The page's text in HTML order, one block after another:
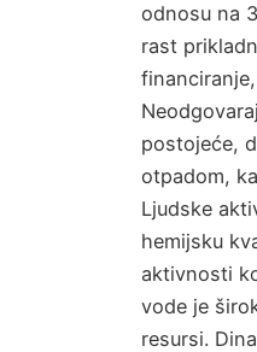
odnosu na
rast
postojeće,
otpadom,
Ljudske
hemijsku
aktivnosti
vode je
resursi.